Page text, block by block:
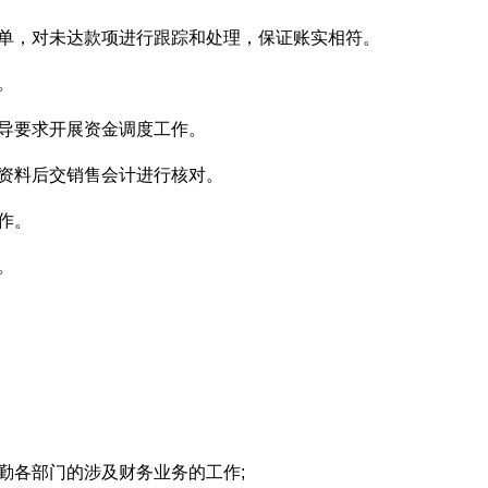
对未达款项进行跟踪和处理，保证账实相符。
要求开展资金调度工作。
料后交销售会计进行核对。
。
各部门的涉及财务业务的工作;